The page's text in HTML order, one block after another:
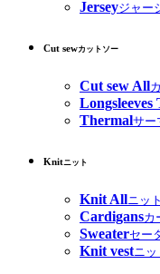
Jerseyジャー
Cut sewカットソー
Cut sew All
Longsleeves
Thermalサー
Knitニット
Knit Allニッ
Cardigansカ
Sweaterセー
Knit vestニッ